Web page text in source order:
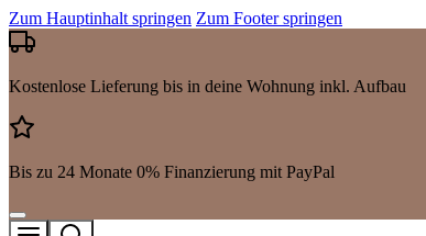
Zum Hauptinhalt springen Zum Footer springen
Kostenlose Lieferung bis in deine Wohnung inkl. Aufbau
Bis zu 24 Monate 0% Finanzierung mit PayPal